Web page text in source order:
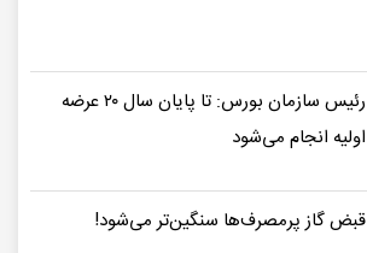
رئیس سازمان بورس: تا پایان سال ۲۰ عرضه
اولیه انجام می‌شود
قبض گاز پرمصرف‌ها سنگین‌تر می‌شود!